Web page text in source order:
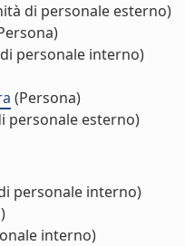
di personale esterno)
personale interno)
(Persona)
personale esterno)
personale interno)
interno)